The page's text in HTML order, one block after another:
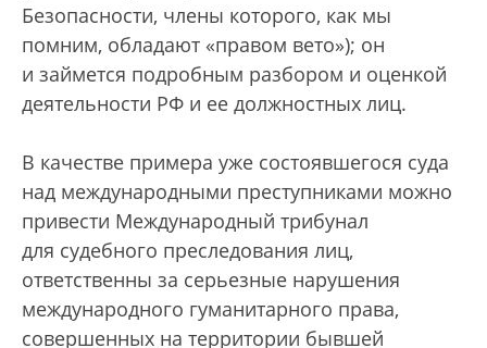
Безопасности, члены которого, как мы
помним, обладают «правом вето»); он
и займется подробным разбором и оценкой
деятельности РФ и ее должностных лиц.
В качестве примера уже состоявшегося суда
над международными преступниками можно
привести Международный трибунал
для судебного преследования лиц,
ответственны за серьезные нарушения
международного гуманитарного права,
совершенных на территории бывшей